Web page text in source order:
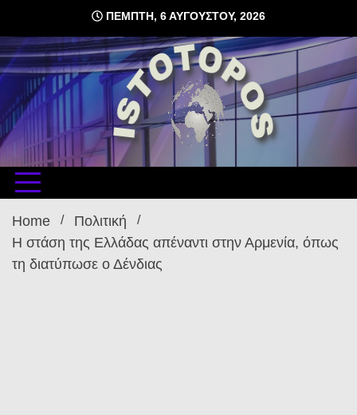
content
ΠΈΜΠΤΗ, 6 ΑΥΓΟΎΣΤΟΥ, 2026
δωρεάν φιλοξενία ιστοσελίδων , ειδήσεις
Home
Πολιτική
Η στάση της Ελλάδας απέναντι στην Αρμενία, όπως
τη διατύπωσε ο Δένδιας